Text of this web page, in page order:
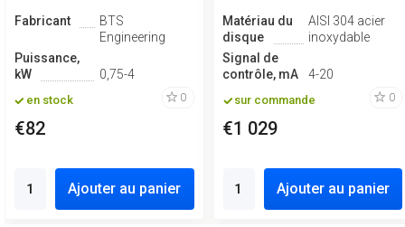
Fabricant
BTS
Engineering
Puissance,
kW
0,75-4
en stock 0
€82
Ajouter au panier
Matériau du
disque
AISI 304 acier
inoxydable
Signal de
contrôle, mA
4-20
sur commande 0
€1 029
Ajouter au panier